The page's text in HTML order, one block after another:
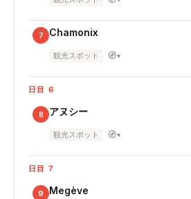
7 Chamonix
観光スポット 🧭▾
日目 6
8 アヌシー
観光スポット 🧭▾
日目 7
9 Megève